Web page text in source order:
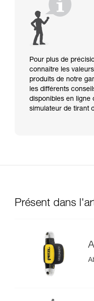
Pour plus de
connaître les
produits de notre
les différents
disponibles en ligne
simulateur de tirant
Présent dans